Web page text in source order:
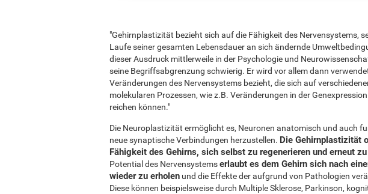
"Gehirnplastizität bezieht sich auf die Fähigkeit des Nervensystems,
Laufe seiner gesamten Lebensdauer an sich ändernde
dieser Ausdruck mittlerweile in der Psychologie und
seine Begriffsabgrenzung schwierig. Er wird vor allem dann
Veränderungen des Nervensystems bezieht, die sich auf
molekularen Prozessen, wie z.B. Veränderungen in der
reichen können."
Die Neuroplastizität ermöglicht es, Neuronen anatomisch und auch
neue synaptische Verbindungen herzustellen. Die Gehirnplastizität
Fähigkeit des Gehirns, sich selbst zu regenerieren und erneut
Potential des Nervensystemserlaubt es dem Gehirn sich nach
wieder zu erholen und die Effekte der aufgrund von Pathologien
Diese können beispielsweise durch Multiple Sklerose, Parkinson,